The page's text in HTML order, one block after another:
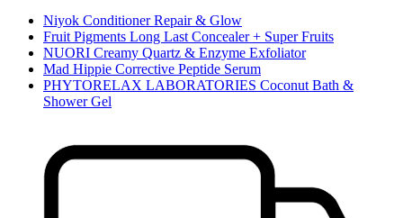
Niyok Conditioner Repair & Glow
Fruit Pigments Long Last Concealer + Super Fruits
NUORI Creamy Quartz & Enzyme Exfoliator
Mad Hippie Corrective Peptide Serum
PHYTORELAX LABORATORIES Coconut Bath &
Shower Gel